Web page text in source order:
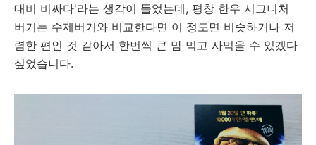
대비 비싸다'라는 생각이 들었는데, 평창 한우 시그니처
버거는 수제버거와 비교한다면 이 정도면 비슷하거나 저
렴한 편인 것 같아서 한번씩 큰 맘 먹고 사먹을 수 있겠다
싶었습니다.